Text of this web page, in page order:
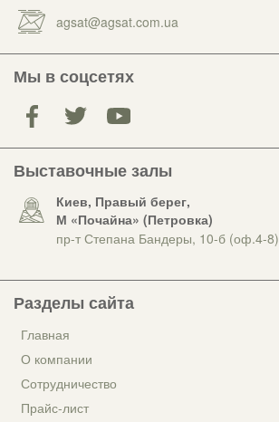
agsat@agsat.com.ua
Мы в соцсетях
Выставочные залы
Киев, Правый берег,
М «Почайна» (Петровка)
пр-т Степана Бандеры, 10-б (оф.4-8)
Разделы сайта
Главная
О компании
Сотрудничество
Прайс-лист